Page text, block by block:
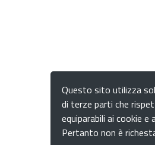
Questo sito utilizza
di terze parti che
equiparabili ai cookie
Pertanto non è